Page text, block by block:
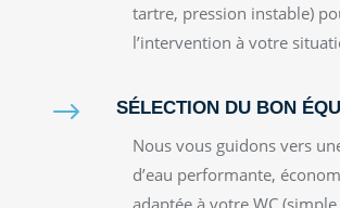
tartre, pression instable)
l’intervention à votre
$ SÉLECTION DU BON
Nous vous guidons vers
d’eau performante,
adaptée à votre WC